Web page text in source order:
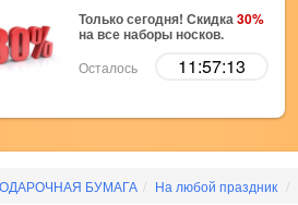
Только сегодня! Скидка30%
на все наборы носков.
Осталось 11:57:13
БУМАГА На любой праздник